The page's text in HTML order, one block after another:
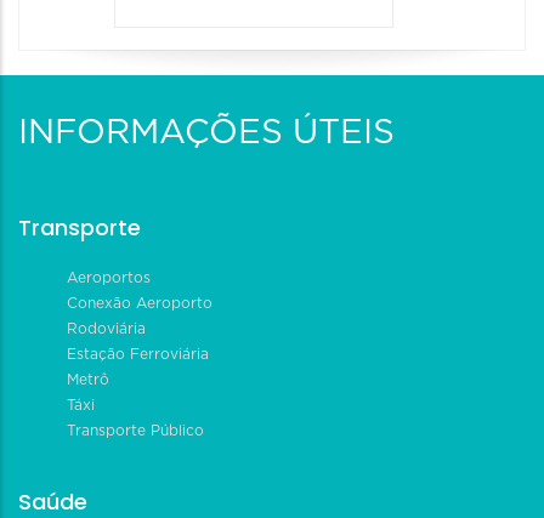
INFORMAÇÕES ÚTEIS
Transporte
Aeroportos
Conexão Aeroporto
Rodoviária
Estação Ferroviária
Metrô
Táxi
Transporte Público
Saúde